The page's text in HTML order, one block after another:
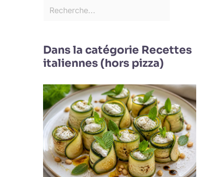
Dans la catégorie Recettes
italiennes (hors pizza)